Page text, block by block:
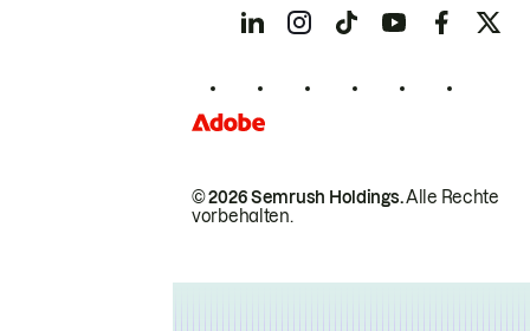
© 2026 Semrush Holdings.Alle Rechte
vorbehalten.